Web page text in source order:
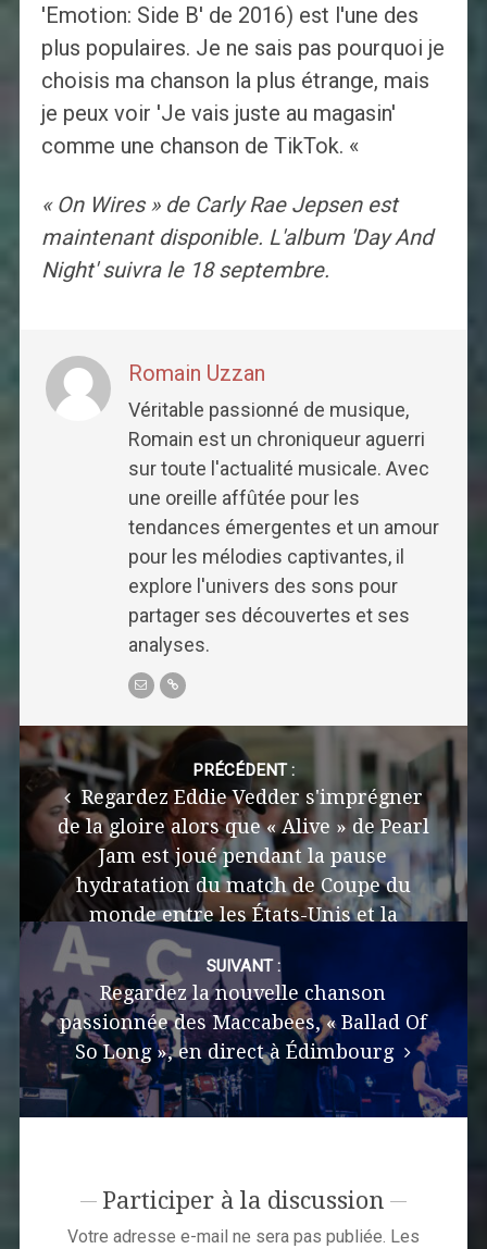
'Emotion: Side B' de 2016) est l'une des
plus populaires. Je ne sais pas pourquoi je
choisis ma chanson la plus étrange, mais
je peux voir 'Je vais juste au magasin'
comme une chanson de TikTok. «
« On Wires » de Carly Rae Jepsen est
maintenant disponible. L'album 'Day And
Night' suivra le 18 septembre.
Romain Uzzan
Véritable passionné de musique,
Romain est un chroniqueur aguerri
sur toute l'actualité musicale. Avec
une oreille affûtée pour les
tendances émergentes et un amour
pour les mélodies captivantes, il
explore l'univers des sons pour
partager ses découvertes et ses
analyses.
Post
navigation
PRÉCÉDENT :
Regardez Eddie Vedder s'imprégner
de la gloire alors que « Alive » de Pearl
Jam est joué pendant la pause
hydratation du match de Coupe du
monde entre les États-Unis et la
Belgique.
SUIVANT :
Regardez la nouvelle chanson
passionnée des Maccabees, « Ballad Of
So Long », en direct à Édimbourg
Participer à la discussion
Votre adresse e-mail ne sera pas publiée. Les